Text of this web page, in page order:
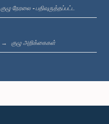
குழு நேரலை - பதிவுருத்தப்பட்ட
குழு அறிக்கைகள்